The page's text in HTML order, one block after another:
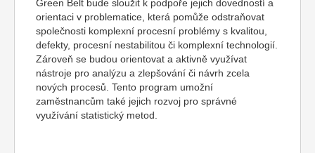
Green Belt bude sloužit k podpoře jejich dovedností a
orientaci v problematice, která pomůže odstraňovat
společnosti komplexní procesní problémy s kvalitou,
defekty, procesní nestabilitou či komplexní technologií.
Zároveň se budou orientovat a aktivně využívat
nástroje pro analýzu a zlepšování či návrh zcela
nových procesů. Tento program umožní
zaměstnancům také jejich rozvoj pro správné
využívání statistický metod.